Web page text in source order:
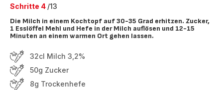
Schritte 4 /13
Die Milch in einem Kochtopf auf 30-35 Grad erhitzen. Zucker,
1 Esslöffel Mehl und Hefe in der Milch auflösen und 12-15
Minuten an einem warmen Ort gehen lassen.
32cl Milch 3,2%
50g Zucker
8g Trockenhefe